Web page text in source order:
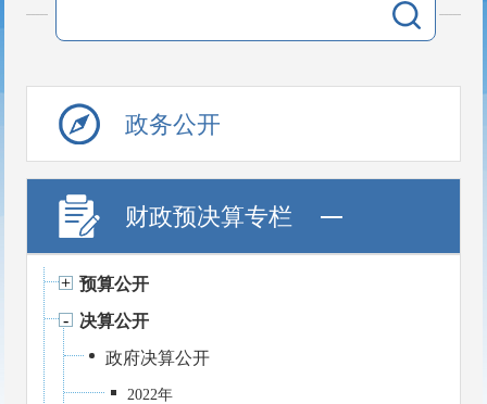
政务公开
财政预决算专栏
预算公开
决算公开
政府决算公开
2022年